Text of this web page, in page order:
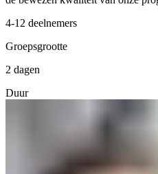
4-12 deelnemers
Groepsgrootte
2 dagen
Duur